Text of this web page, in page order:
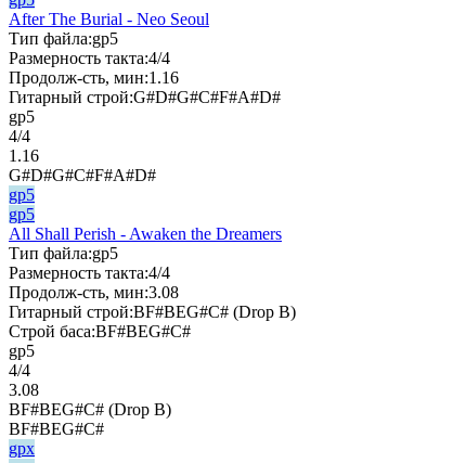
After The Burial - Neo Seoul
Тип файла:gp5
Размерность такта:4/4
Продолж-сть, мин:1.16
Гитарный строй:G#D#G#C#F#A#D#
gp5
4/4
1.16
G#D#G#C#F#A#D#
gp5
gp5
All Shall Perish - Awaken the Dreamers
Тип файла:gp5
Размерность такта:4/4
Продолж-сть, мин:3.08
Гитарный строй:BF#BEG#C# (Drop B)
Строй баса:BF#BEG#C#
gp5
4/4
3.08
BF#BEG#C# (Drop B)
BF#BEG#C#
gpx